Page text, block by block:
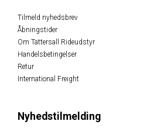
Tilmeld nyhedsbrev
Åbningstider
Om Tattersall Rideudstyr
Handelsbetingelser
Retur
International Freight
Nyhedstilmelding